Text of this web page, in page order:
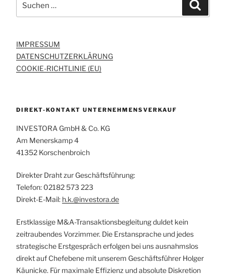
nach:
IMPRESSUM
DATENSCHUTZERKLÄRUNG
COOKIE-RICHTLINIE (EU)
DIREKT-KONTAKT UNTERNEHMENSVERKAUF
INVESTORA GmbH & Co. KG
Am Menerskamp 4
41352 Korschenbroich
Direkter Draht zur Geschäftsführung:
Telefon: 02182 573 223
Direkt-E-Mail: h.k.@investora.de
Erstklassige M&A-Transaktionsbegleitung duldet kein
zeitraubendes Vorzimmer. Die Erstansprache und jedes
strategische Erstgespräch erfolgen bei uns ausnahmslos
direkt auf Chefebene mit unserem Geschäftsführer Holger
Käunicke. Für maximale Effizienz und absolute Diskretion